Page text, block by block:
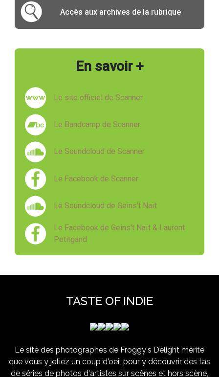
Accès aux archives de la rubrique
En savoir +
Le site officiel de Scanner
Le Bandcamp de Scanner
Le Soundcloud de Scanner
Le Facebook de Scanner
Le Soundcloud de Geins't Naït
Le Facebook de Geins't Naït & Laurent
Petitgand
TASTE OF INDIE
Le site des photographes de Froggy's Delight mérite
que vous y jetiez un coup d'oeil pour y découvrir des tas
de séries de photos d'artistes sur scènes et hors scène,